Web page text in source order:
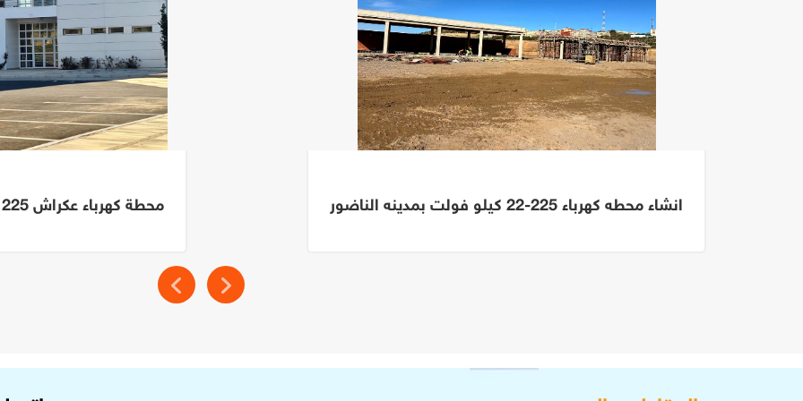
انشاء محطه كهرباء 225-22 كيلو فولت بمدينه الناضور محطة كهرباء عكراش 225 كيلو فولت - الرباط